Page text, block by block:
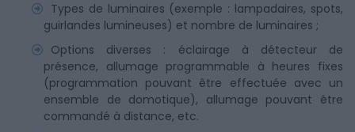
Types de luminaires (exemple : lampadaires, spots,
guirlandes lumineuses) et nombre de luminaires ;
Options diverses : éclairage à détecteur de
présence, allumage programmable à heures fixes
(programmation pouvant être effectuée avec un
ensemble de domotique), allumage pouvant être
commandé à distance, etc.